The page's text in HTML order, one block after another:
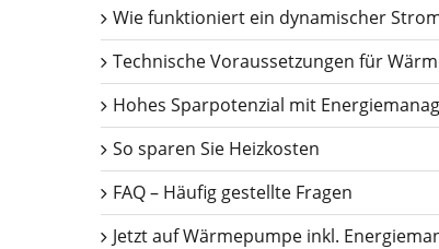
Wie funktioniert ein dynamischer
Technische Voraussetzungen für
Hohes Sparpotenzial mit
So sparen Sie Heizkosten
FAQ – Häufig gestellte Fragen
Jetzt auf Wärmepumpe inkl.